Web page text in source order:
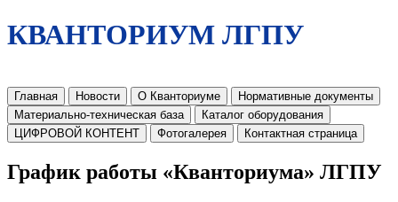
КВАНТОРИУМ ЛГПУ
Главная Новости О Кванториуме
Нормативные документы
Материально-техническая база
Каталог оборудования
ЦИФРОВОЙ КОНТЕНТ
Фотогалерея Контактная страница
График работы «Кванториума» ЛГПУ